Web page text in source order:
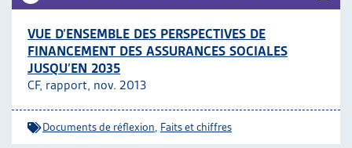
VUE D’ENSEMBLE DES PERSPECTIVES DE
FINANCEMENT DES ASSURANCES SOCIALES
JUSQU’EN 2035
CF, rapport, nov. 2013
Documents de réflexion Faits et chiffres